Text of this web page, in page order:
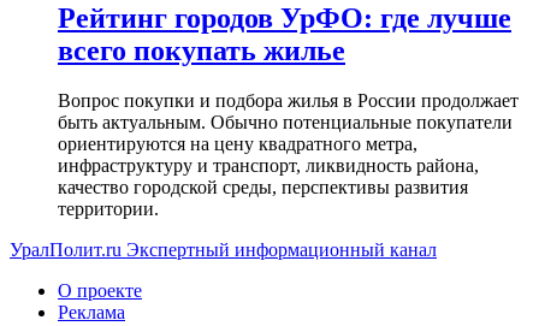
Рейтинг городов УрФО: где лучше
всего покупать жилье
Вопрос покупки и подбора жилья в России продолжает
быть актуальным. Обычно потенциальные покупатели
ориентируются на цену квадратного метра,
инфраструктуру и транспорт, ликвидность района,
качество городской среды, перспективы развития
территории.
УралПолит.ru Экспертный информационный канал
О проекте
Реклама